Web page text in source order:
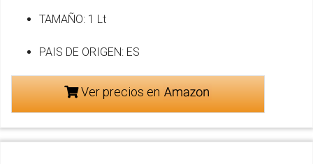
TAMAÑO: 1 Lt
PAIS DE ORIGEN: ES
Ver precios en